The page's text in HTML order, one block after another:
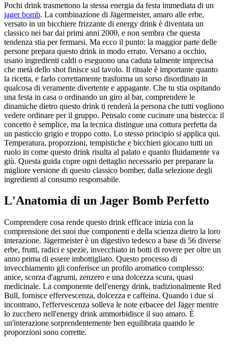
Pochi drink trasmettono la stessa energia da festa immediata di un
jager bomb. La combinazione di Jägermeister, amaro alle erbe,
versato in un bicchiere frizzante di energy drink è diventata un
classico nei bar dai primi anni 2000, e non sembra che questa
tendenza stia per fermarsi. Ma ecco il punto: la maggior parte delle
persone prepara questo drink in modo errato. Versano a occhio,
usano ingredienti caldi o eseguono una caduta talmente imprecisa
che metà dello shot finisce sul tavolo. Il rituale è importante quanto
la ricetta, e farlo correttamente trasforma un sorso disordinato in
qualcosa di veramente divertente e appagante. Che tu stia ospitando
una festa in casa o ordinando un giro al bar, comprendere le
dinamiche dietro questo drink ti renderà la persona che tutti vogliono
vedere ordinare per il gruppo. Pensalo come cucinare una bistecca: il
concetto è semplice, ma la tecnica distingue una cottura perfetta da
un pasticcio grigio e troppo cotto. Lo stesso principio si applica qui.
Temperatura, proporzioni, tempistiche e bicchieri giocano tutti un
ruolo in come questo drink risulta al palato e quanto fluidamente va
giù. Questa guida copre ogni dettaglio necessario per preparare la
migliore versione di questo classico bomber, dalla selezione degli
ingredienti al consumo responsabile.
L'Anatomia di un Jager Bomb Perfetto
Comprendere cosa rende questo drink efficace inizia con la
comprensione dei suoi due componenti e della scienza dietro la loro
interazione. Jägermeister è un digestivo tedesco a base di 56 diverse
erbe, frutti, radici e spezie, invecchiato in botti di rovere per oltre un
anno prima di essere imbottigliato. Questo processo di
invecchiamento gli conferisce un profilo aromatico complesso:
anice, scorza d'agrumi, zenzero e una dolcezza scura, quasi
medicinale. La componente dell'energy drink, tradizionalmente Red
Bull, fornisce effervescenza, dolcezza e caffeina. Quando i due si
incontrano, l'effervescenza solleva le note erbacee del Jäger mentre
lo zucchero nell'energy drink ammorbidisce il suo amaro. È
un'interazione sorprendentemente ben equilibrata quando le
proporzioni sono corrette.